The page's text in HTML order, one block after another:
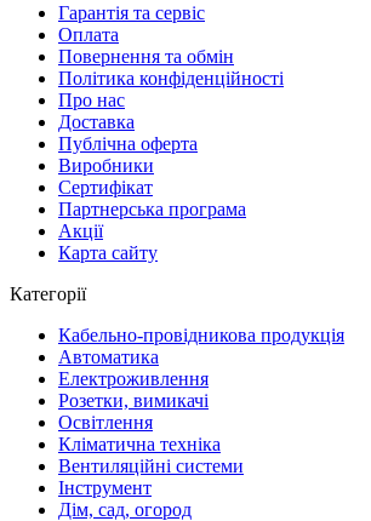
Гарантія та сервіс
Оплата
Повернення та обмін
Політика конфіденційності
Про нас
Доставка
Публічна оферта
Виробники
Сертифікат
Партнерська програма
Акції
Карта сайту
Категорії
Кабельно-провідникова продукція
Автоматика
Електроживлення
Розетки, вимикачі
Освітлення
Кліматична техніка
Вентиляційні системи
Інструмент
Дім, сад, огород